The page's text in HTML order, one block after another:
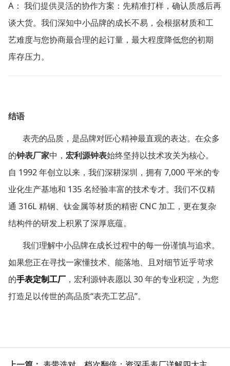
A ：
我们提供灵活的协作方案：先精准打样，确认质感后再
谈大货。我们深知中小品牌的成长不易，会根据材质和工
艺难度与您协商最合理的起订量，最大程度降低您的初期
库存压力。
结语
表壳的品质，是品牌对匠心精神最直观的表达。在众多
的钟表厂家中，宏利源钟表始终坚持以技术攻关为核心。
自 1992年创立以来，我们深耕深圳，拥有 7,000平米的专
业化生产基地和 135名经验丰富的技术专才。我们不仅精
通 316L精钢、钛金属等材质的精密 CNC 加工，更在复杂
结构件的研发上积累了深厚底蕴。
我们理解中小品牌在成长过程中的每一份谨慎与追求。
如果您正在寻找一家懂技术、能落地、且对细节近乎苛求
的手表定制工厂 ，宏利源钟表愿以 30年的专业积淀，为您
打造足以传世的高品质“表壳工艺品”。